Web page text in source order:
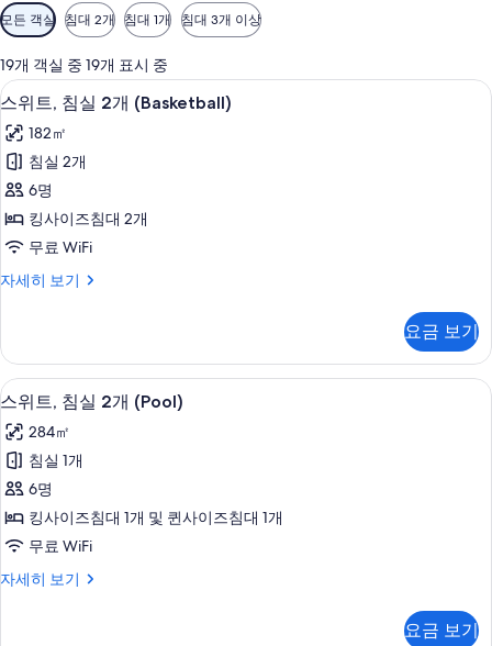
객
실
에
사
용
가
능
한
터
모든 객실 침대 2개 침대 1개 침대 3개 이상
19개 객실 중 19개 표시 중
스
위
트,
침
실
2
개
(Basketball)
모
두
보
기
이탈리아 프레떼 시트, 고급 침구, 필로
10
스위트, 침실 2개 (Basketball)
182㎡
침실 2개
6명
킹사이즈침대 2개
무료 WiFi
자세히 보기
스
실
개
(Basketball)
자
세
히
보
기
요금 보기
스
위
트,
침
실
2
개
(Pool)
야외 수영장, 수영장 파라솔, 일광욕 의
9
스위트, 침실 2개 (Pool)
284㎡
침실 1개
6명
킹사이즈침대 1개 및 퀸사이즈침대 1개
무료 WiFi
자세히 보기
스
요금 보기